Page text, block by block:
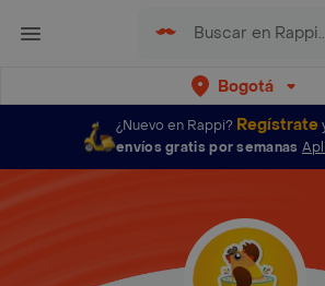
Bogotá
¿Nuevo en Rappi? Regístrate
envíos gratis por semanas